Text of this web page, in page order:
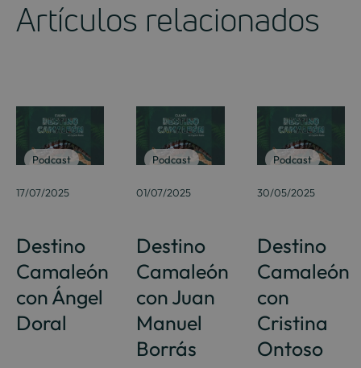
Artículos relacionados
Podcast
17/07/2025
Destino
Camaleón
con Ángel
Doral
Podcast
01/07/2025
Destino
Camaleón
con Juan
Manuel
Borrás
Podcast
30/05/2025
Destino
Camaleón
con
Cristina
Ontoso